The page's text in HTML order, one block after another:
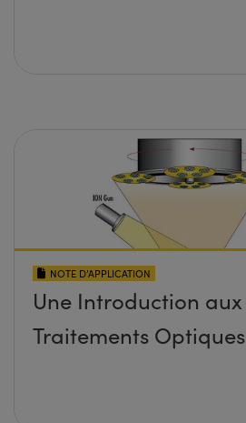
NOTE D’APPLICATION
Une Introduction aux
Traitements Optiques